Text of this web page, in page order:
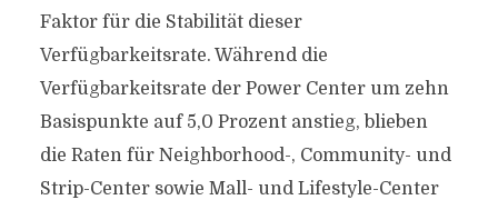
Faktor für die Stabilität dieser
Verfügbarkeitsrate. Während die
Verfügbarkeitsrate der Power Center um zehn
Basispunkte auf 5,0 Prozent anstieg, blieben
die Raten für Neighborhood-, Community- und
Strip-Center sowie Mall- und Lifestyle-Center